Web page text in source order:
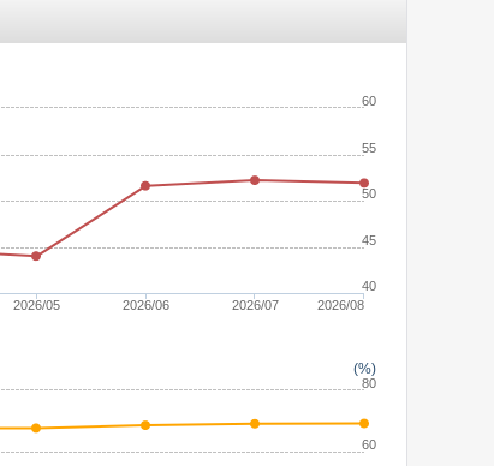
2026/05 2026/06 2026/07 2026/08
40
45
50
55
60
(%)
60
80